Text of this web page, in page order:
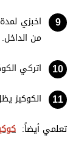
من الداخل.
اتركي الكوكيز
الكوكيز يظل صالحاً
تعلمي أيضاً: